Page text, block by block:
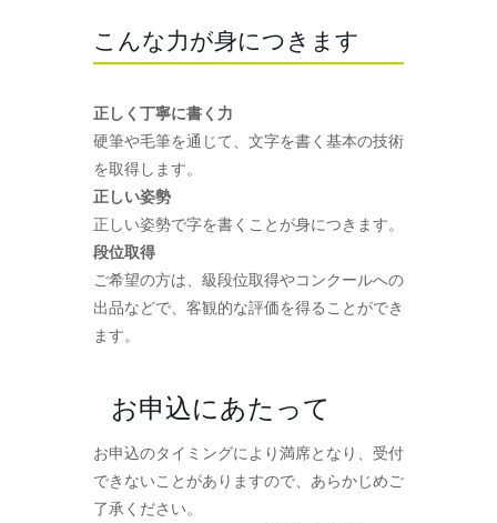
こんな力が身につきます
正しく丁寧に書く力
硬筆や毛筆を通じて、文字を書く基本の技術
を取得します。
正しい姿勢
正しい姿勢で字を書くことが身につきます。
段位取得
ご希望の方は、級段位取得やコンクールへの
出品などで、客観的な評価を得ることができ
ます。
お申込にあたって
お申込のタイミングにより満席となり、受付
できないことがありますので、あらかじめご
了承ください。